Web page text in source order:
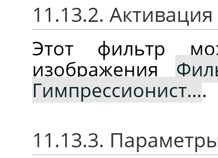
11.13.2.
Этот фильтр
изображения
Гимпрессионист….
11.13.3.